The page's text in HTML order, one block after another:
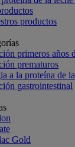
productos
primeros años
prematuros
a la proteína de
gastrointestinal
Gold